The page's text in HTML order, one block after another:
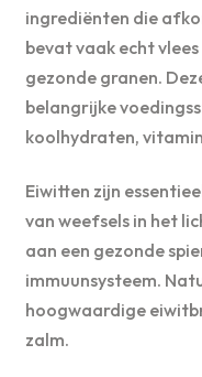
ingrediënten die
bevat vaak echt
gezonde granen.
belangrijke
koolhydraten,
Eiwitten zijn
van weefsels in het
aan een gezonde
immuunsysteem.
hoogwaardige
zalm.